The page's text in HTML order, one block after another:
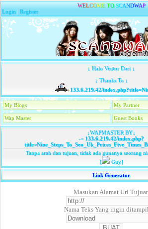
WELCOME TO SCANDWAP
Login |Register
↓ Halo Visitor Dari ↓
↓ Thanks To ↓
133.6.219.42/
My Blogs My Partner
Wap Master Guest Books
↓WAPMASTER BY↓
-=133.6.219.42/index.php?
Tanpa arah dan tujuan, tidak ada gunanya seorang
[
Guy]
Link Generator
Masukan Alamat Url
Nama Teks Yang ingin